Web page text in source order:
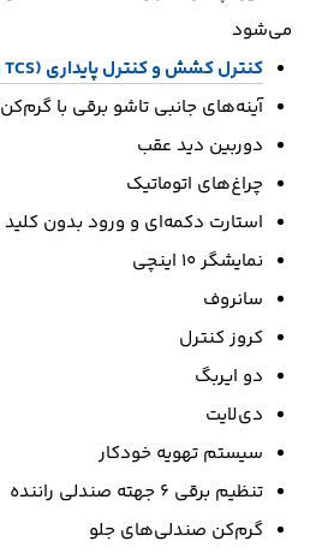
می‌شود
کنترل کشش و کنترل پایداری (TCS و ESP)
آینه‌های جانبی تاشو برقی با گرم‌کن
دوربین دید عقب
چراغ‌های اتوماتیک
استارت دکمه‌ای و ورود بدون کلید
نمایشگر ۱۰ اینچی
سانروف
کروز کنترل
دو ایربگ
دی‌لایت
سیستم تهویه خودکار
تنظیم برقی ۶ جهته صندلی راننده
گرم‌کن صندلی‌های جلو